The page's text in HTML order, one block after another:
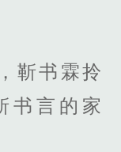
靳书霖拎
书言的家